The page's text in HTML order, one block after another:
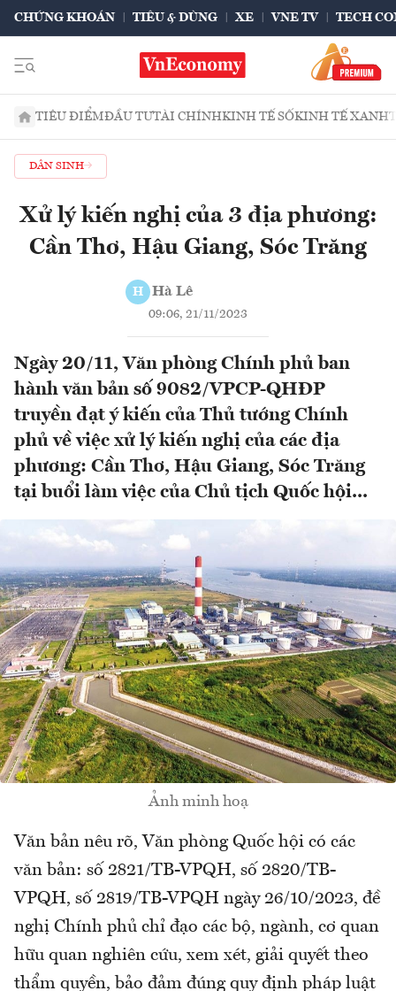
CHỨNG KHOÁN TIÊU & DÙNG XE VNE TV TECH
TIÊU ĐIỂMĐẦU TƯTÀI CHÍNHKINH TẾ SỐKINH TẾ XANH
DÂN SINH
Xử lý kiến nghị của 3 địa phương:
Cần Thơ, Hậu Giang, Sóc Trăng
H Hà Lê
09:06, 21/11/2023
Ngày 20/11, Văn phòng Chính phủ ban
hành văn bản số 9082/VPCP-QHĐP
truyền đạt ý kiến của Thủ tướng Chính
phủ về việc xử lý kiến nghị của các địa
phương: Cần Thơ, Hậu Giang, Sóc Trăng
tại buổi làm việc của Chủ tịch Quốc hội...
Ảnh minh hoạ
Văn bản nêu rõ, Văn phòng Quốc hội có các
văn bản: số 2821/TB-VPQH, số 2820/TB-
VPQH, số 2819/TB-VPQH ngày 26/10/2023, đề
nghị Chính phủ chỉ đạo các bộ, ngành, cơ quan
hữu quan nghiên cứu, xem xét, giải quyết theo
thẩm quyền, bảo đảm đúng quy định pháp luật